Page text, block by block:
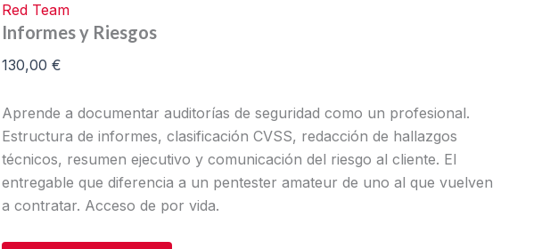
Red Team
Informes y Riesgos
130,00 €
Aprende a documentar auditorías de seguridad como un profesional.
Estructura de informes, clasificación CVSS, redacción de hallazgos
técnicos, resumen ejecutivo y comunicación del riesgo al cliente. El
entregable que diferencia a un pentester amateur de uno al que vuelven
a contratar. Acceso de por vida.